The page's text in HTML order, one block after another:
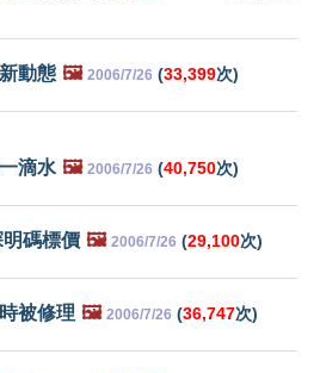
動態 🖼️ 2006/7/26 (33,399次)
滴水 🖼️ 2006/7/26 (40,750次)
碼標價 🖼️ 2006/7/26 (29,100次)
被修理 🖼️ 2006/7/26 (36,747次)